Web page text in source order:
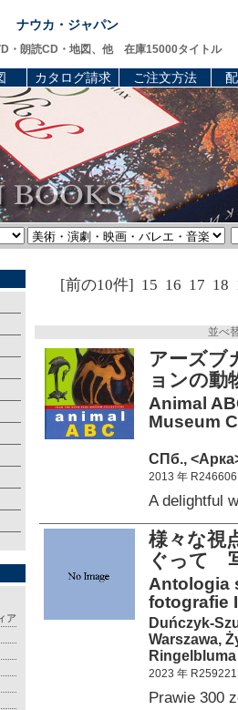
ナウカ・ジャパン
・朗読CD・地図、他 在庫15000タイトル
カタログ請求 ご注文方法
ア
[前の10件] 15 16 17 18
並べ
アーズブ
ョンの
Animal
Museum
СПб.,
2013 年 R246606
A delightful
様々な視
ぐって
Antologia
fotografie
Duńczyk-
Warszawa,
2023 年 R259221
Prawie 300